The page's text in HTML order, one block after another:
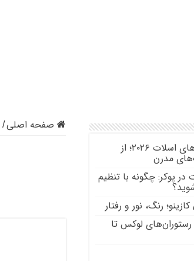
صفحه اصلی/
راهنمای انواع بازی‌های اسلات ۲۰۲۶؛ از
مدرن
پوکر: چگونه با تنظیم
رنگ، نور و رفتار
رستوران‌های لوکس تا